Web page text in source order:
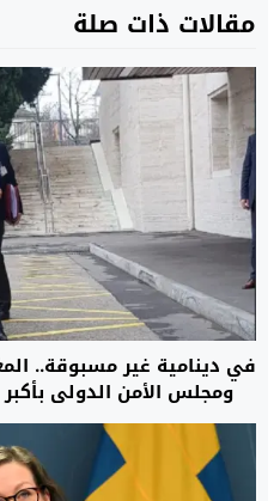
مقالات ذات صلة
في دينامية غير مسبوقة..
ومجلس الأمن الدولي
الذاتي لإنهاء